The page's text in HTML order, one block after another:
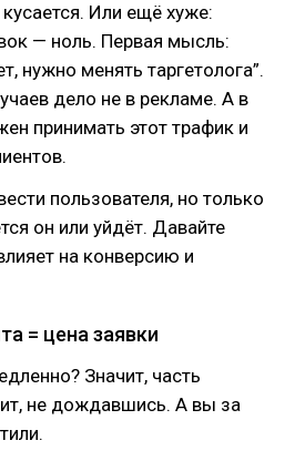
Или ещё хуже:
— ноль. Первая мысль:
нужно менять таргетолога”.
дело не в рекламе. А в
принимать этот трафик и
пользователя, но только
он или уйдёт. Давайте
на конверсию и
= цена заявки
Значит, часть
не дождавшись. А вы за